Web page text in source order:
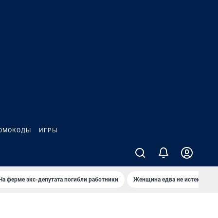
ИГРЫ
ферме экс-депутата погибли работники Женщина едва не истекла